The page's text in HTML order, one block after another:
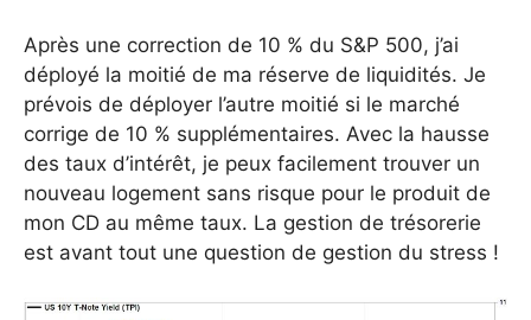
Après une correction de 10 % du S&P 500, j’ai
déployé la moitié de ma réserve de liquidités. Je
prévois de déployer l’autre moitié si le marché
corrige de 10 % supplémentaires. Avec la hausse
des taux d’intérêt, je peux facilement trouver un
nouveau logement sans risque pour le produit de
mon CD au même taux. La gestion de trésorerie
est avant tout une question de gestion du stress !